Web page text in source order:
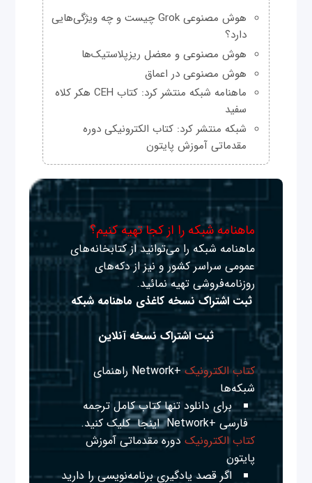
هوش مصنوعی Grok چیست و چه ویژگی‌هایی
دارد؟
هوش مصنوعی و معضل ریزپلاستیک‌ها
هوش مصنوعی در اعماق
ماهنامه شبکه منتشر کرد: کتاب CEH هکر کلاه
سفید
شبکه منتشر کرد: کتاب الکترونیکی دوره
مقدماتی آموزش پایتون
ماهنامه شبکه را از کجا تهیه کنیم؟
ماهنامه شبکه را می‌توانید از کتابخانه‌های
عمومی سراسر کشور و نیز از دکه‌های
روزنامه‌فروشی تهیه نمائید.
ثبت اشتراک نسخه کاغذی ماهنامه شبکه
ثبت اشتراک نسخه آنلاین
کتاب الکترونیک
+Network راهنمای
شبکه‌ها
برای دانلود تنها کتاب کامل ترجمه
فارسی +Network
اینجا کلیک کنید.
کتاب الکترونیک دوره مقدماتی آموزش
پایتون
اگر قصد یادگیری برنامه‌نویسی را دارید